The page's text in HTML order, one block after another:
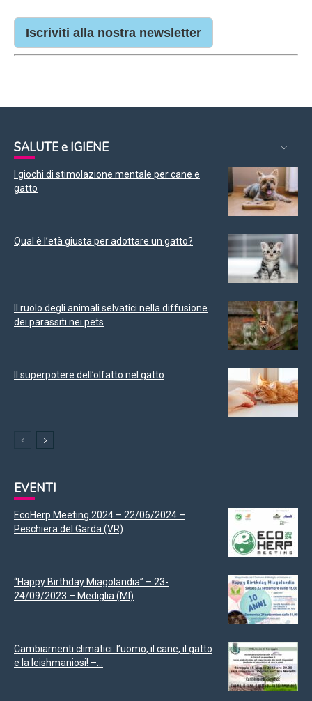
Iscriviti alla nostra newsletter
SALUTE e IGIENE
I giochi di stimolazione mentale per cane e
gatto
Qual è l’età giusta per adottare un gatto?
Il ruolo degli animali selvatici nella diffusione
dei parassiti nei pets
Il superpotere dell’olfatto nel gatto
EVENTI
EcoHerp Meeting 2024 – 22/06/2024 –
Peschiera del Garda (VR)
“Happy Birthday Miagolandia” – 23-
24/09/2023 – Mediglia (MI)
Cambiamenti climatici: l’uomo, il cane, il gatto
e la leishmaniosi! –...